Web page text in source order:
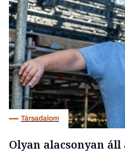
Társadalom
Olyan alacsonyan áll